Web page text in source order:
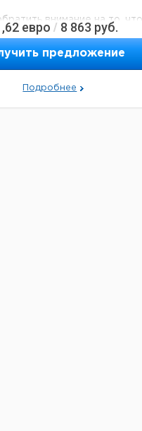
внимание на то, что
заказ в нашей компании
300 евро с ндс.
евро / 8 863 руб.
предложение
Подробнее